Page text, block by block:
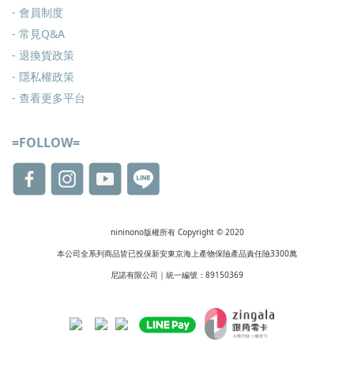
- 會員制度
- 常見Q&A
- 退換貨政策
- 隱私權政策
- 查看更多平台
=FOLLOW=
nininono版權所有 Copyright © 2020
本公司全系列商品皆已投保新安東京海上產物保險產品責任險3300萬
尼諾有限公司｜統一編號：89150369